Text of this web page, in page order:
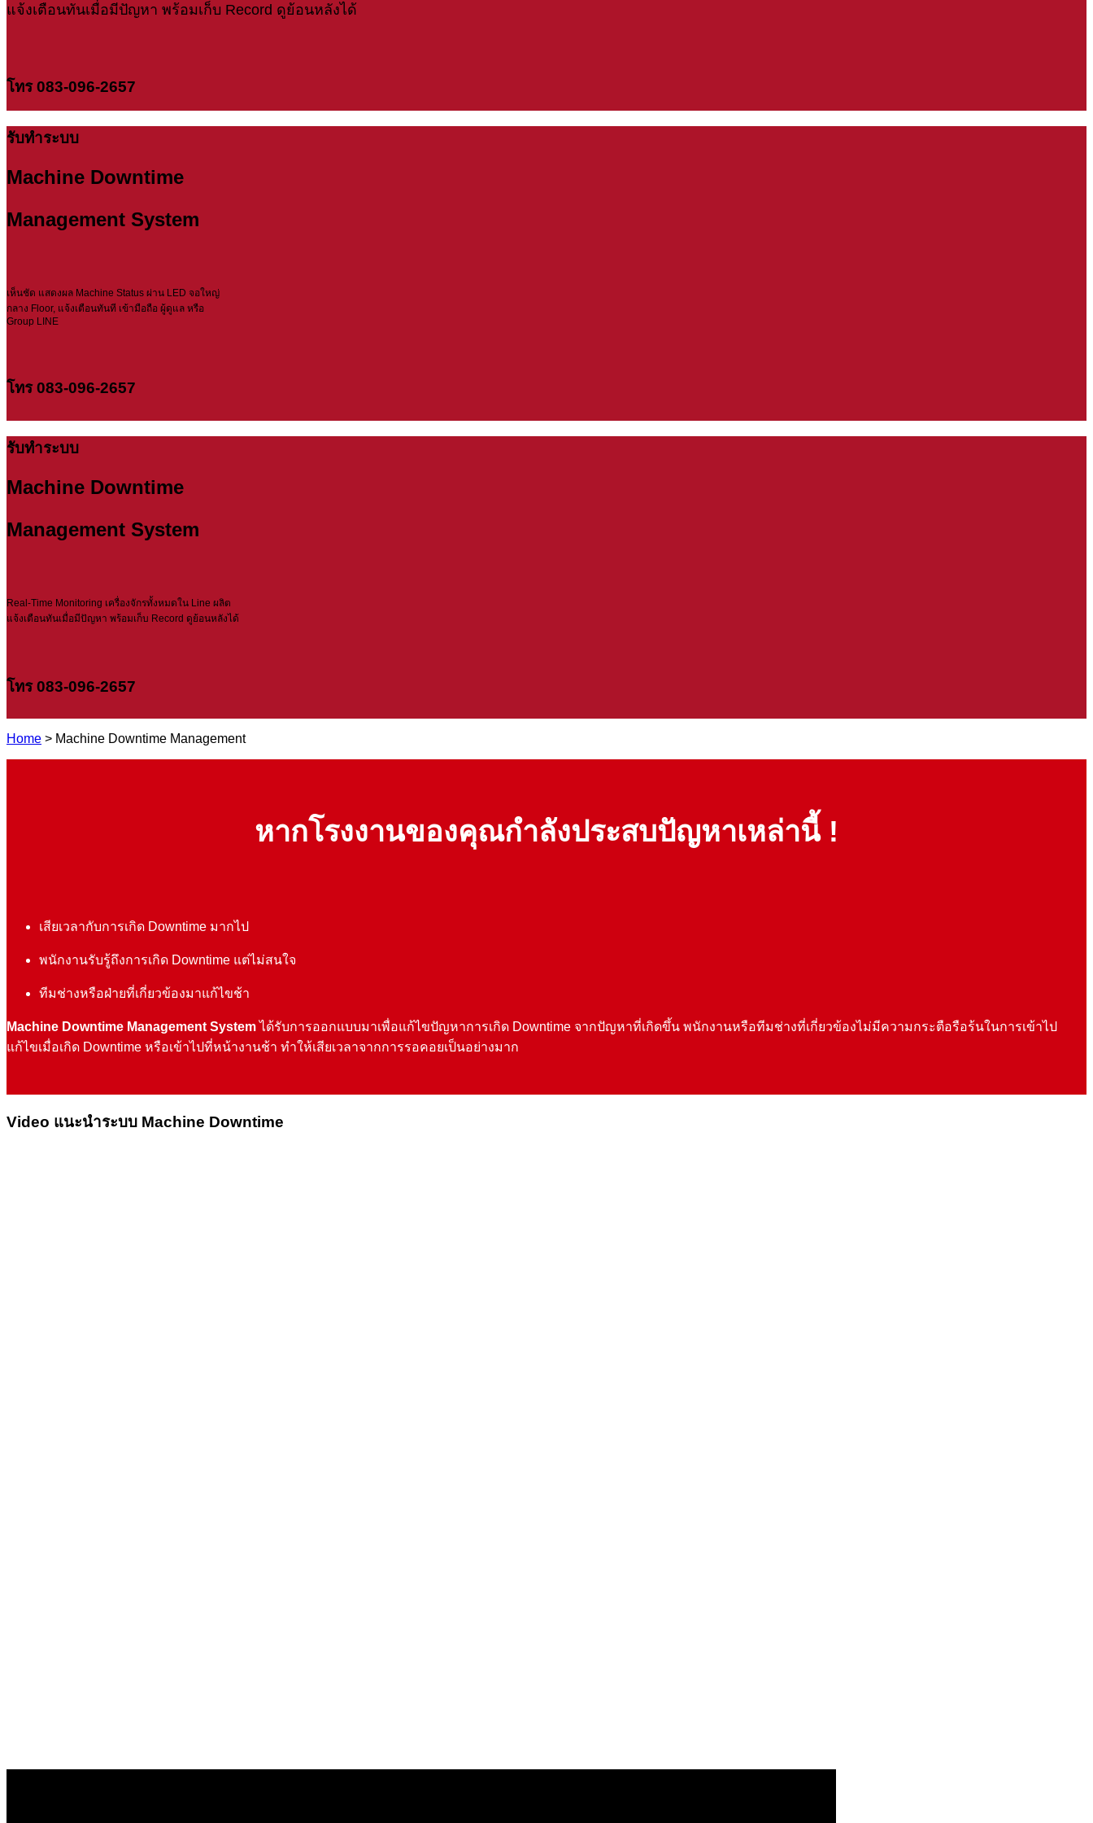
แจ้งเตือนทันเมื่อมีปัญหา พร้อมเก็บ Record ดูย้อนหลังได้
โทร 083-096-2657
รับทำระบบ
Machine Downtime
Management System
เห็นชัด แสดงผล Machine Status ผ่าน LED จอใหญ่
กลาง Floor, แจ้งเตือนทันที เข้ามือถือ ผู้ดูแล หรือ
Group LINE
โทร 083-096-2657
รับทำระบบ
Machine Downtime
Management System
Real-Time Monitoring เครื่องจักรทั้งหมดใน Line ผลิต
แจ้งเตือนทันเมื่อมีปัญหา พร้อมเก็บ Record ดูย้อนหลังได้
โทร 083-096-2657
Home > Machine Downtime Management
หากโรงงานของคุณกำลังประสบปัญหาเหล่านี้ !
เสียเวลากับการเกิด Downtime มากไป
พนักงานรับรู้ถึงการเกิด Downtime แต่ไม่สนใจ
ทีมช่างหรือฝ่ายที่เกี่ยวข้องมาแก้ไขช้า
Machine Downtime Management Systemได้รับการออกแบบมาเพื่อแก้ไขปัญหาการเกิด Downtime จากปัญหาที่เกิดขึ้น พนักงานหรือทีมช่างที่เกี่ยวข้องไม่มีความกระตือรือร้นในการเข้าไป
แก้ไขเมื่อเกิด Downtime หรือเข้าไปที่หน้างานช้า ทำให้เสียเวลาจากการรอคอยเป็นอย่างมาก
Video แนะนำระบบ Machine Downtime